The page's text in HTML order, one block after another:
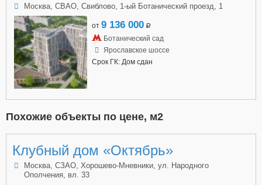
Москва, СВАО, Свиблово, 1-ый Ботанический проезд, 1
от 9 136 000 a
Ботанический сад
Ярославское шоссе
Срок ГК: Дом сдан
Похожие объекты по цене, м2
Клубный дом «Октябрь»
Москва, СЗАО, Хорошево-Мневники, ул. Народного
Ополчения, вл. 33